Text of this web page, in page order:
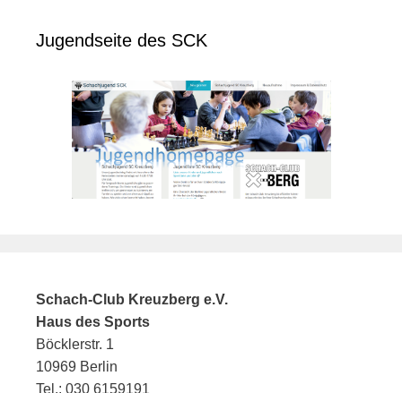
Jugendseite des SCK
Schach-Club Kreuzberg e.V.
Haus des Sports
Böcklerstr. 1
10969 Berlin
Tel.: 030 6159191